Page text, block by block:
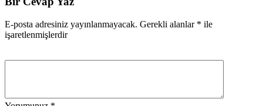
E-posta adresiniz yayınlanmayacak. Gerekli alanlar * ile
işaretlenmişlerdir